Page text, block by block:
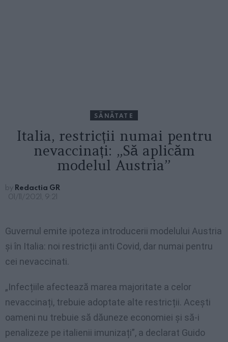
SĂNĂTATE
Italia, restricții numai pentru
nevaccinați: „Să aplicăm
modelul Austria”
by Redactia GR
01/11/2021, 9:21
Guvernul emite ipoteza introducerii modelului Austria
și în Italia: noi restricții anti Covid, dar numai pentru
cei nevaccinati.
„Infecțiile afectează marea majoritate a celor
nevaccinați, trebuie adoptate alte restricții. Acești
oameni nu trebuie să dăuneze economiei și să-i
penalizeze pe italienii imunizați”, a declarat Guido